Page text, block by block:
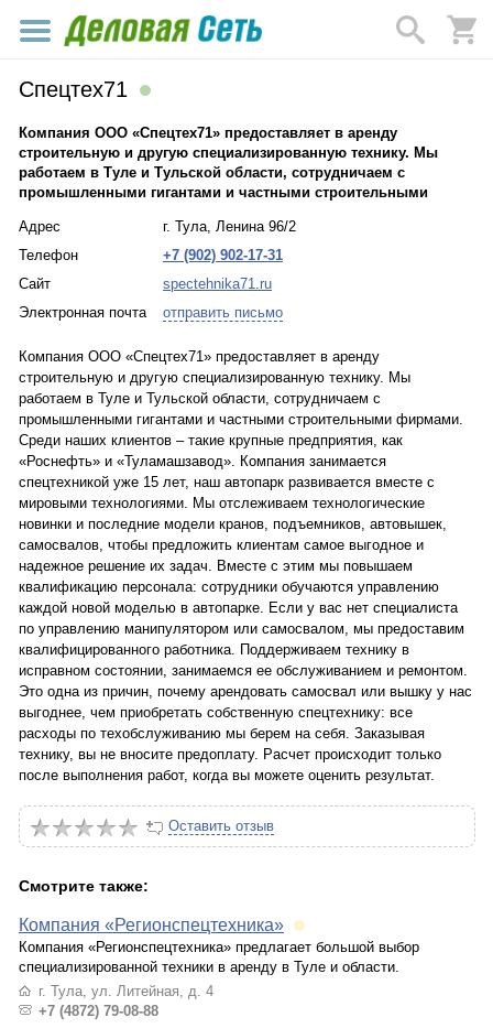
Спецтех71
Компания ООО «Спецтех71» предоставляет в аренду
строительную и другую специализированную технику. Мы
работаем в Туле и Тульской области, сотрудничаем с
промышленными гигантами и частными строительными
Адрес
г. Тула, Ленина 96/2
Телефон
+7 (902) 902-17-31
Сайт
spectehnika71.ru
Электронная почта
отправить письмо
Компания ООО «Спецтех71» предоставляет в аренду
строительную и другую специализированную технику. Мы
работаем в Туле и Тульской области, сотрудничаем с
промышленными гигантами и частными строительными фирмами.
Среди наших клиентов – такие крупные предприятия, как
«Роснефть» и «Туламашзавод». Компания занимается
спецтехникой уже 15 лет, наш автопарк развивается вместе с
мировыми технологиями. Мы отслеживаем технологические
новинки и последние модели кранов, подъемников, автовышек,
самосвалов, чтобы предложить клиентам самое выгодное и
надежное решение их задач. Вместе с этим мы повышаем
квалификацию персонала: сотрудники обучаются управлению
каждой новой моделью в автопарке. Если у вас нет специалиста
по управлению манипулятором или самосвалом, мы предоставим
квалифицированного работника. Поддерживаем технику в
исправном состоянии, занимаемся ее обслуживанием и ремонтом.
Это одна из причин, почему арендовать самосвал или вышку у нас
выгоднее, чем приобретать собственную спецтехнику: все
расходы по техобслуживанию мы берем на себя. Заказывая
технику, вы не вносите предоплату. Расчет происходит только
после выполнения работ, когда вы можете оценить результат.
Оставить отзыв
Смотрите также:
Компания «Регионспецтехника»
Компания «Регионспецтехника» предлагает большой выбор
специализированной техники в аренду в Туле и области.
г. Тула, ул. Литейная, д. 4
+7 (4872) 79-08-88